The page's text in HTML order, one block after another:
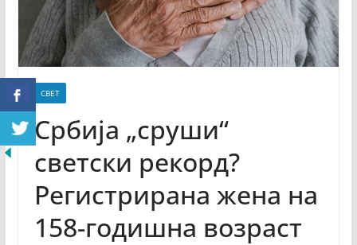
СВЕТ
Србија „сруши“
светски рекорд?
Регистрирана жена на
158-годишна возраст